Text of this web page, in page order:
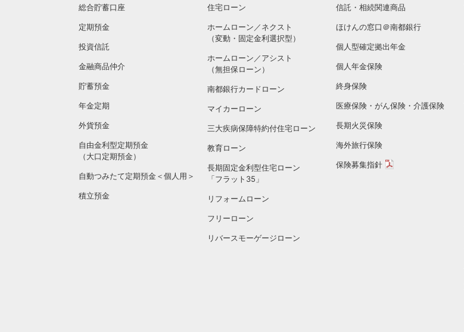
総合貯蓄口座
定期預金
投資信託
金融商品仲介
貯蓄預金
年金定期
外貨預金
自由金利型定期預金
（大口定期預金）
自動つみたて定期預金＜個人用＞
積立預金
住宅ローン
ホームローン／ネクスト
（変動・固定金利選択型）
ホームローン／アシスト
（無担保ローン）
南都銀行カードローン
マイカーローン
三大疾病保障特約付住宅ローン
教育ローン
長期固定金利型住宅ローン
「フラット35」
リフォームローン
フリーローン
リバースモーゲージローン
信託・相続関連商品
ほけんの窓口＠南都銀行
個人型確定拠出年金
個人年金保険
終身保険
医療保険・がん保険・介護保険
長期火災保険
海外旅行保険
保険募集指針 PDFを開く